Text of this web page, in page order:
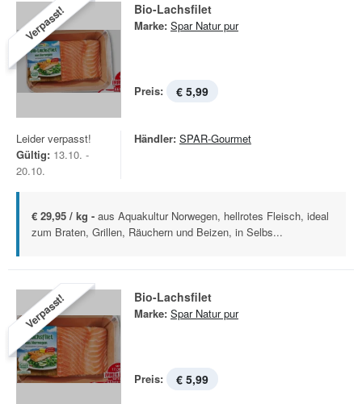
Verpasst! Bio-Lachsfilet
Marke: Spar Natur pur
Preis: € 5,99
Leider verpasst!
Gültig: 13.10. -
20.10.
Händler: SPAR-Gourmet
€ 29,95 / kg - aus Aquakultur Norwegen, hellrotes Fleisch, ideal
zum Braten, Grillen, Räuchern und Beizen, in Selbs...
Verpasst! Bio-Lachsfilet
Marke: Spar Natur pur
Preis: € 5,99